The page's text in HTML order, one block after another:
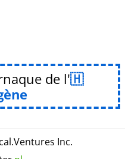
de l'
.Ventures Inc.